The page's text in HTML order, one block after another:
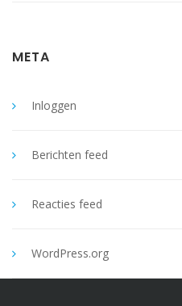
META
Inloggen
Berichten feed
Reacties feed
WordPress.org